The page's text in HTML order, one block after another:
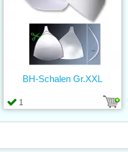
1
BH-Schalen Gr.XXL